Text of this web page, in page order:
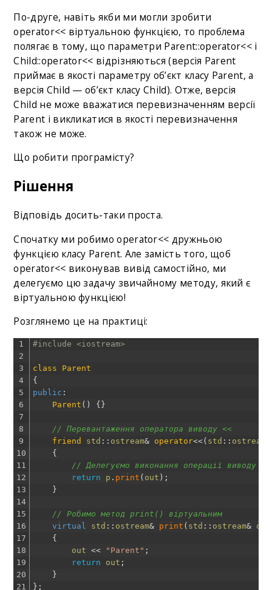
По-друге, навіть якби ми могли зробити
operator<< віртуальною функцією, то проблема
полягає в тому, що параметри Parent::operator<< і
Child::operator<< відрізняються (версія Parent
приймає в якості параметру об’єкт класу Parent, а
версія Child — об’єкт класу Child). Отже, версія
Child не може вважатися перевизначенням версії
Parent і викликатися в якості перевизначення
також не може.
Що робити програмісту?
Рішення
Відповідь досить-таки проста.
Спочатку ми робимо operator<< дружньою
функцією класу Parent. Але замість того, щоб
operator<< виконував вивід самостійно, ми
делегуємо цю задачу звичайному методу, який є
віртуальною функцією!
Розглянемо це на практиці:
1
2
3
4
5
6
7
8
9
10
11
12
13
14
15
16
17
18
19
20
21
#include <iostream>
class
Parent
{
public :
Parent ( ) {}
// Перевантаження оператора виводу <<
friend
std :: ostream& operator<<( std :: ostream
{
// Делегуємо виконання операції виводу
return
p . print ( out ) ;
}
// Робимо метод print() віртуальним
virtual
std :: ostream& print ( std :: ostream& out
{
out
<< "Parent" ;
return
out ;
}
} ;